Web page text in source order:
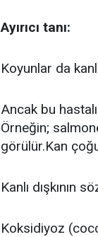
Ayırıcı tanı:
Koyunlar da
Ancak bu
Örneğin;
görülür.Kan
Kanlı dışkının
Koksidiyoz